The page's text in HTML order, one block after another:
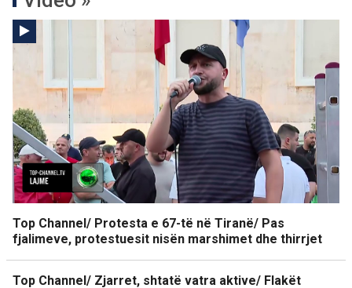
Top Channel/ Protesta e 67-të në Tiranë/ Pas
fjalimeve, protestuesit nisën marshimet dhe thirrjet
Top Channel/ Zjarret, shtatë vatra aktive/ Flakët